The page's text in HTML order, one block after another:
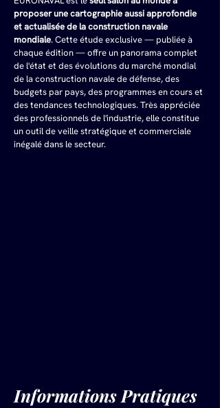
proposer une cartographie aussi approfondie
et actualisée de la construction navale
mondiale. Cette étude exclusive — publiée à
chaque édition — offre un panorama complet
de l'état et des évolutions du marché mondial
de la construction navale de défense, des
budgets par pays, des programmes en cours et
des tendances technologiques. Très appréciée
des professionnels de l'industrie, elle constitue
un outil de veille stratégique et commerciale
inégalé dans le secteur.
Informations Pratiques